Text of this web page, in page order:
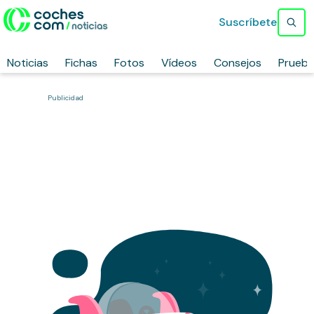
Noticias Fichas Fotos Vídeos Consejos
Suscríbete
Publicidad